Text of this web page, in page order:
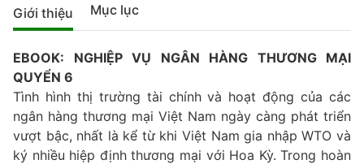
Giới thiệu Mục lục
EBOOK: NGHIỆP VỤ NGÂN HÀNG THƯƠNG MẠI
QUYỂN 6
Tình hình thị trường tài chính và hoạt động của các
ngân hàng thương mại Việt Nam ngày càng phát triển
vượt bậc, nhất là kể từ khi Việt Nam gia nhập WTO và
ký nhiều hiệp định thương mại với Hoa Kỳ. Trong hoàn